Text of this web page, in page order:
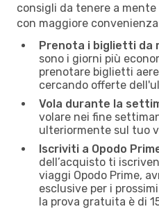
consigli da tenere a
con maggiore
Prenota i biglietti da
sono i giorni più
prenotare biglietti
cercando offerte
Vola durante la
volare nei fine
ulteriormente sul tuo
Iscriviti a Opodo
dell’acquisto ti
viaggi Opodo Prime,
esclusive per i
la prova gratuita è di